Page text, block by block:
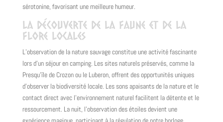
sérotonine, favorisant une meilleure humeur.
La découverte de la faune et de la
flore locales
L’observation de la nature sauvage constitue une activité fascinante
lors d’un séjour en camping. Les sites naturels préservés, comme la
Presqu’île de Crozon ou le Luberon, offrent des opportunités uniques
d’observer la biodiversité locale. Les sons apaisants de la nature et le
contact direct avec l’environnement naturel facilitent la détente et le
ressourcement. La nuit, l’observation des étoiles devient une